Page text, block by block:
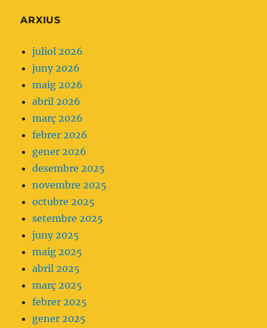
que
planteja
no
fer
servir
analgèsia
parenteral
com
primera
opció.
ARXIUS
juliol 2026
juny 2026
maig 2026
abril 2026
març 2026
febrer 2026
gener 2026
desembre 2025
novembre 2025
octubre 2025
setembre 2025
juny 2025
maig 2025
abril 2025
març 2025
febrer 2025
gener 2025